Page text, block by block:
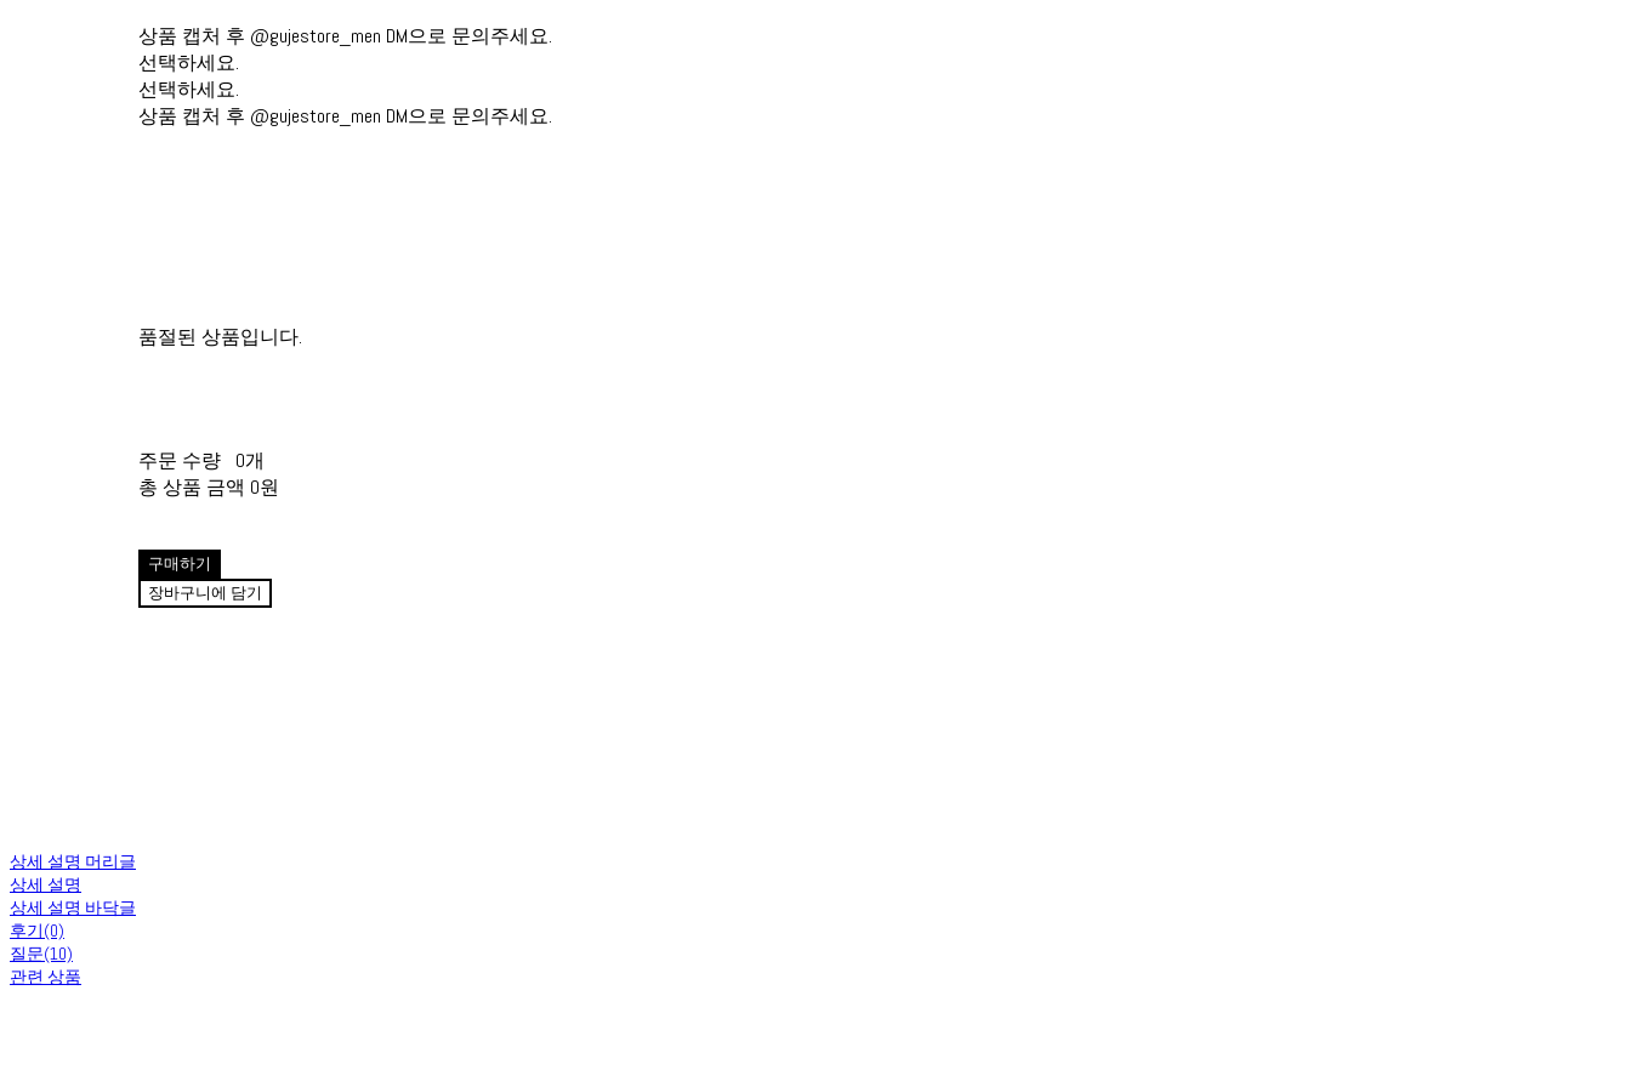
상품 캡처 후 @gujestore_men DM으로 문의주세요.
선택하세요.
선택하세요.
상품 캡처 후 @gujestore_men DM으로 문의주세요.
품절된 상품입니다.
주문 수량
0개
총 상품 금액 0원
구매하기
장바구니에 담기
상세 설명 머리글
상세 설명
상세 설명 바닥글
후기(0)
질문(10)
관련 상품